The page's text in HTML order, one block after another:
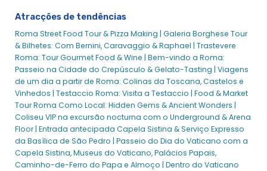
Atracções de tendências
Roma Street Food Tour & Pizza Making | Galeria Borghese Tour
& Bilhetes: Com Bernini, Caravaggio & Raphael | Trastevere
Roma: Tour Gourmet Food & Wine | Bem-vindo a Roma:
Passeio na Cidade do Crepúsculo & Gelato-Tasting | Viagens
de um dia a partir de Roma: Colinas da Toscana, Castelos e
Vinhedos | Testaccio Roma: Visita a Testaccio | Food & Market
TourRoma Como Local: Hidden Gems & Ancient Wonders |
Coliseu VIP na excursão nocturna com o Underground & Arena
Floor | Entrada antecipada Capela Sistina & Serviço Expresso
da Basílica de São Pedro | Passeio do Dia do Vaticano com a
Capela Sistina, Museus do Vaticano, Palácios Papais,
Caminho-de-Ferro do Papa e Almoço | Dentro do Vaticano